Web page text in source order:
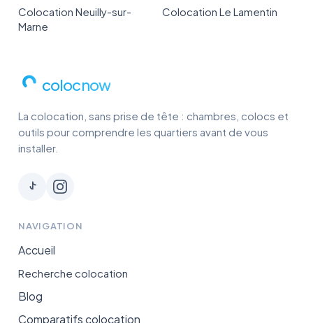
Colocation Neuilly-sur-
Marne
Colocation Le Lamentin
colocnow
La colocation, sans prise de tête : chambres, colocs et
outils pour comprendre les quartiers avant de vous
installer.
NAVIGATION
Accueil
Recherche colocation
Blog
Comparatifs colocation